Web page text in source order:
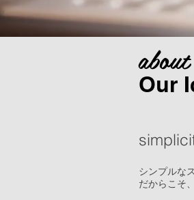
about
Our
シンプルな
だからこそ